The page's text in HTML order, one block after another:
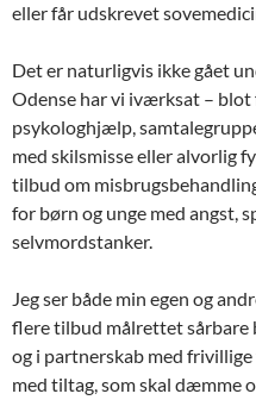
eller får udskrevet
Det er naturligvis ikke gået
Odense har vi iværksat –
psykologhjælp,
med skilsmisse eller alvorlig
tilbud om
for børn og unge med angst,
selvmordstanker.
Jeg ser både min egen og
flere tilbud målrettet sårbare
og i partnerskab med
med tiltag, som skal dæmme